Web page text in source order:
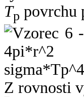
Tp povrchu
Z rovnosti